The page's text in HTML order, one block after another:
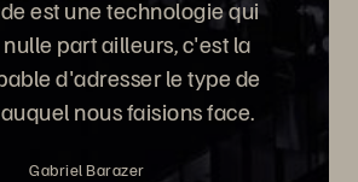
est une technologie qui
part ailleurs, c'est la
d'adresser le type de
nous faisions face.
Gabriel Barazer